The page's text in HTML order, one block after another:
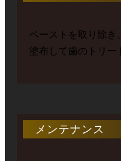
ペーストを取り除き
塗布して歯のトリー
メンテナンス